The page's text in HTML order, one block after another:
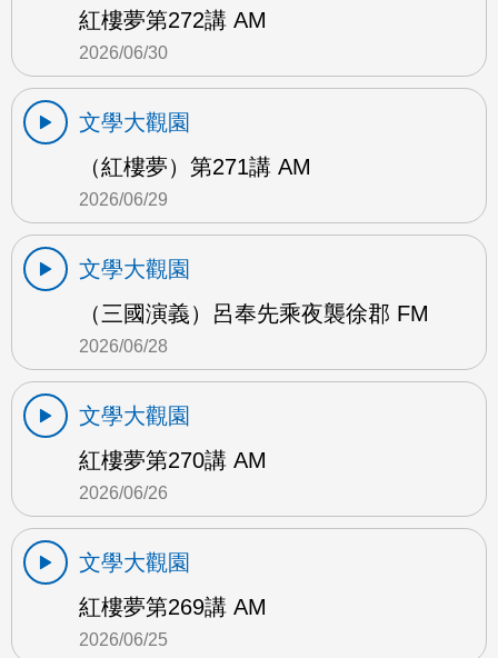
紅樓夢第272講 AM
2026/06/30
文學大觀園
（紅樓夢）第271講 AM
2026/06/29
文學大觀園
（三國演義）呂奉先乘夜襲徐郡 FM
2026/06/28
文學大觀園
紅樓夢第270講 AM
2026/06/26
文學大觀園
紅樓夢第269講 AM
2026/06/25